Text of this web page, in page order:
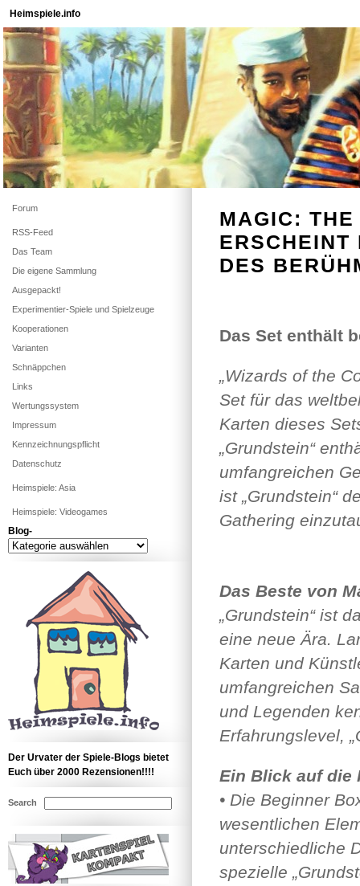
Heimspiele.info
MAGIC: THE
ERSCHEINT
DES
Das Set enthält
„Wizards of the
Set für das
Karten dieses
„Grundstein“
umfangreichen
ist „Grundstein“
Gathering
Das Beste von
„Grundstein“ ist
eine neue Ära.
Karten und
umfangreichen
und Legenden
Erfahrungslevel,
Ein Blick auf die
• Die Beginner
wesentlichen
unterschiedliche
spezielle
Forum
RSS-Feed
Das Team
Die eigene Sammlung
Ausgepackt!
Experimentier-Spiele und Spielzeuge
Kooperationen
Varianten
Schnäppchen
Links
Wertungssystem
Impressum
Kennzeichnungspflicht
Datenschutz
Heimspiele: Asia
Heimspiele: Videogames
Blog-
Blog-
Der Urvater der Spiele-Blogs bietet
Euch über 2000 Rezensionen!!!!
Search